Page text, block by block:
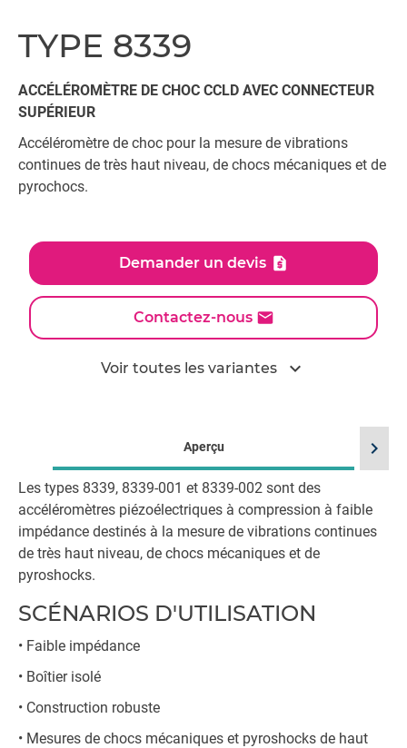
TYPE 8339
ACCÉLÉROMÈTRE DE CHOC CCLD AVEC CONNECTEUR
SUPÉRIEUR
Accéléromètre de choc pour la mesure de vibrations
continues de très haut niveau, de chocs mécaniques et de
pyrochocs.
Demander un devis
Contactez-nous
Voir toutes les variantes expand_more
Aperçu
Les types 8339, 8339-001 et 8339-002 sont des
accéléromètres piézoélectriques à compression à faible
impédance destinés à la mesure de vibrations continues
de très haut niveau, de chocs mécaniques et de
pyroshocks.
SCÉNARIOS D'UTILISATION
• Faible impédance
• Boîtier isolé
• Construction robuste
• Mesures de chocs mécaniques et pyroshocks de haut
chevron_right